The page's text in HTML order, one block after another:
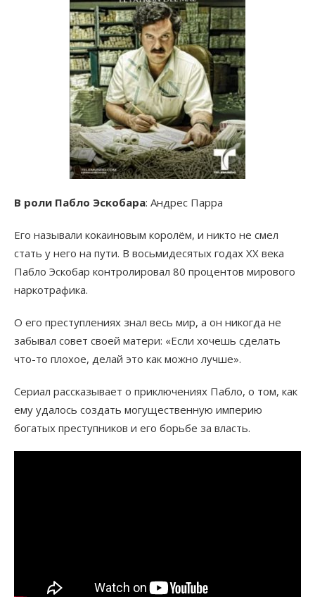
В роли Пабло Эскобара: Андрес Парра
Его называли кокаиновым королём, и никто не смел
стать у него на пути. В восьмидесятых годах ХХ века
Пабло Эскобар контролировал 80 процентов мирового
наркотрафика.
О его преступлениях знал весь мир, а он никогда не
забывал совет своей матери: «Если хочешь сделать
что-то плохое, делай это как можно лучше».
Сериал рассказывает о приключениях Пабло, о том, как
ему удалось создать могущественную империю
богатых преступников и его борьбе за власть.